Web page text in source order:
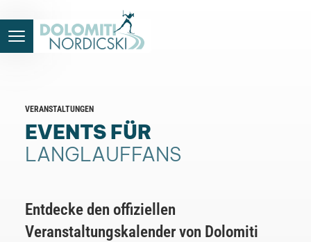
VERANSTALTUNGEN
EVENTS FÜR
LANGLAUFFANS
Entdecke den offiziellen
Veranstaltungskalender von Dolomiti